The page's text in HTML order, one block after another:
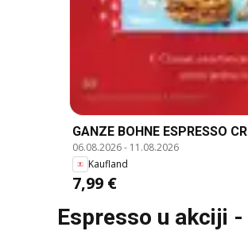
GANZE BOHNE ESPRESSO
06.08.2026- 11.08.2026
Kaufland
7,99 €
Espresso u akciji